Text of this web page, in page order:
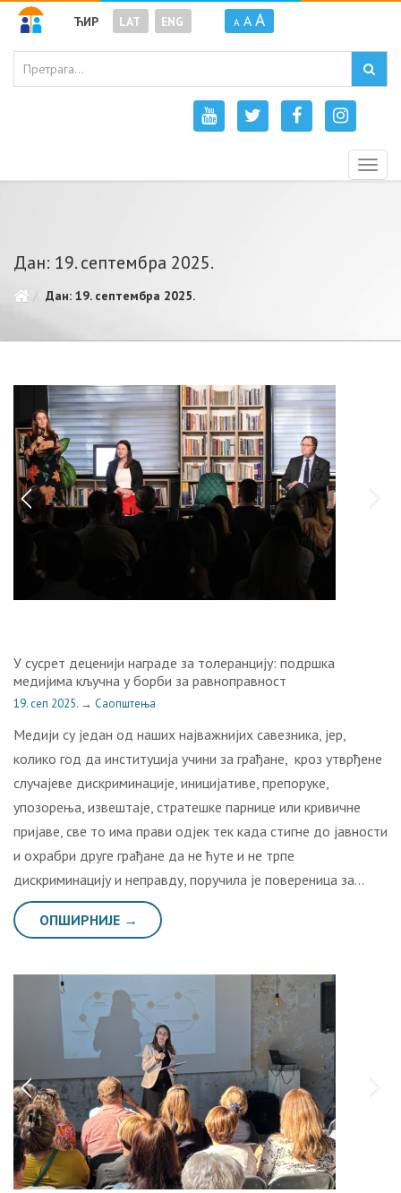
ЋИР LAT ENG A A A
Дан: 19. септембра 2025.
Дан: 19. септембра 2025.
У сусрет деценији награде за толеранцију: подршка
медијима кључна у борби за равноправност
19. сеп 2025. → Саопштења
Медији су један од наших најважнијих савезника, јер,
колико год да институција учини за грађане, кроз утврђене
случајеве дискриминације, иницијативе, препоруке,
упозорења, извештаје, стратешке парнице или кривичне
пријаве, све то има прави одјек тек када стигне до јавности
и охрабри друге грађане да не ћуте и не трпе
дискриминацију и неправду, поручила је повереница за…
ОПШИРНИЈЕ →